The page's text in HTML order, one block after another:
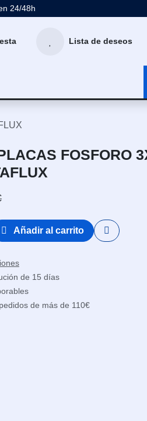
24/48h
Lista de deseos
FOSFORO
Añadir al carrito
de 15 días
de más de 110€